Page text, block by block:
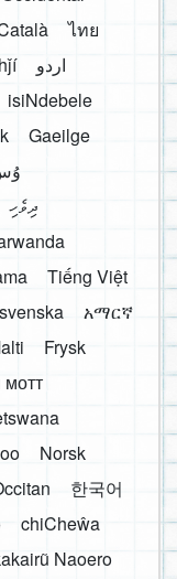
ไทย
اردو
isiNdebele
Gaeilge
ދިވެހި
Tiếng Việt
svenska
አማርኛ
Frysk
мотт
Norsk
한국어
chiCheŵa
Naoero